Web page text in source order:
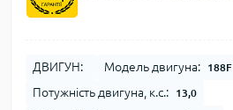
ДВИГУН: Модель двигуна: 188F
Потужність двигуна, к.с.: 13,0